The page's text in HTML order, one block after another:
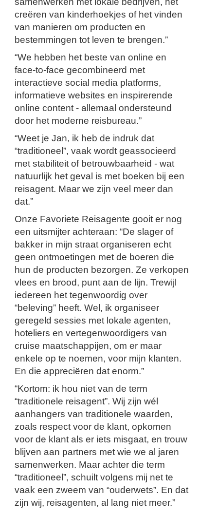
creëren van kinderhoekjes of het vinden
van manieren om producten en
bestemmingen tot leven te brengen.”
“We hebben het beste van online en
face-to-face gecombineerd met
interactieve social media platforms,
informatieve websites en inspirerende
online content - allemaal ondersteund
door het moderne reisbureau.”
“Weet je Jan, ik heb de indruk dat
“traditioneel”, vaak wordt geassocieerd
met stabiliteit of betrouwbaarheid - wat
natuurlijk het geval is met boeken bij een
reisagent. Maar we zijn veel meer dan
dat.”
Onze Favoriete Reisagente gooit er nog
een uitsmijter achteraan: “De slager of
bakker in mijn straat organiseren echt
geen ontmoetingen met de boeren die
hun de producten bezorgen. Ze verkopen
vlees en brood, punt aan de lijn. Trewijl
iedereen het tegenwoordig over
“beleving” heeft. Wel, ik organiseer
geregeld sessies met lokale agenten,
hoteliers en vertegenwoordigers van
cruise maatschappijen, om er maar
enkele op te noemen, voor mijn klanten.
En die appreciëren dat enorm.”
“Kortom: ik hou niet van de term
“traditionele reisagent”. Wij zijn wél
aanhangers van traditionele waarden,
zoals respect voor de klant, opkomen
voor de klant als er iets misgaat, en trouw
blijven aan partners met wie we al jaren
samenwerken. Maar achter die term
“traditioneel”, schuilt volgens mij net te
vaak een zweem van “ouderwets”. En dat
zijn wij, reisagenten, al lang niet meer.”